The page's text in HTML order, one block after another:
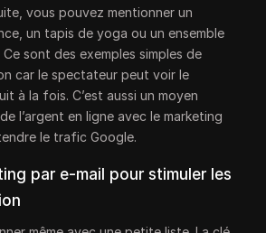
vous pouvez mentionner un
un tapis de yoga ou un ensemble
sont des exemples simples de
car le spectateur peut voir le
à la fois. C’est aussi un moyen
l’argent en ligne avec le marketing
le trafic Google.
par e-mail pour stimuler les